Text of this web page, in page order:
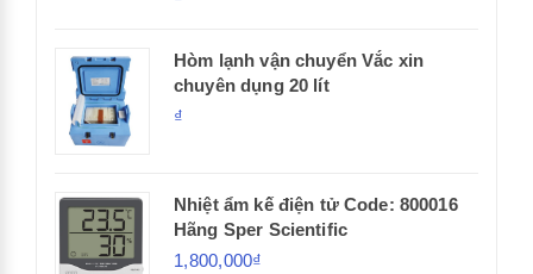
Hòm lạnh vận chuyển Vắc xin
chuyên dụng 20 lít
₫
Nhiệt ẩm kế điện tử Code: 800016
Hãng Sper Scientific
1,800,000₫